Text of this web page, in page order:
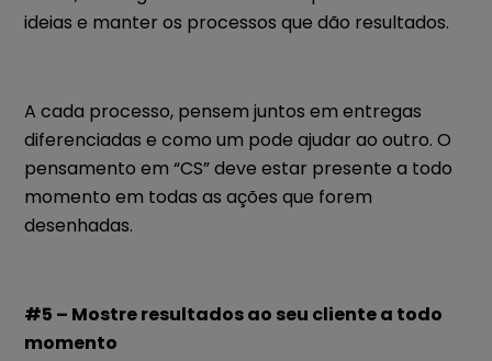
ideias e manter os processos que dão resultados.
A cada processo, pensem juntos em entregas
diferenciadas e como um pode ajudar ao outro. O
pensamento em “CS” deve estar presente a todo
momento em todas as ações que forem
desenhadas.
#5 – Mostre resultados ao seu cliente a todo
momento